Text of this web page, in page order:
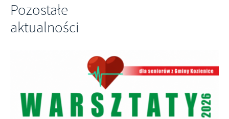
Pozostałe
aktualności